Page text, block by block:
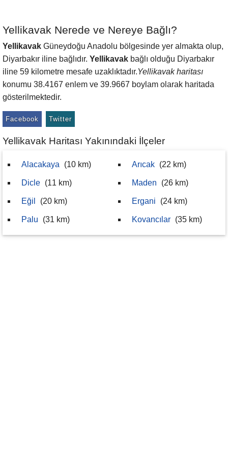
Yellikavak Nerede ve Nereye Bağlı?
Yellikavak Güneydoğu Anadolu bölgesinde yer almakta olup,
Diyarbakır iline bağlıdır. Yellikavak bağlı olduğu Diyarbakır
iline 59 kilometre mesafe uzaklıktadır.Yellikavak haritası
konumu 38.4167 enlem ve 39.9667 boylam olarak haritada
gösterilmektedir.
Facebook Twitter
Yellikavak Haritası Yakınındaki İlçeler
Alacakaya (10 km)
Dicle (11 km)
Eğil (20 km)
Palu (31 km)
Arıcak (22 km)
Maden (26 km)
Ergani (24 km)
Kovancılar (35 km)